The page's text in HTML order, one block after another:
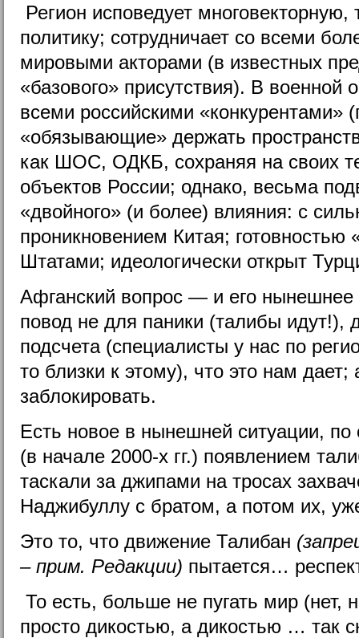
Регион исповедует многовекторную,
политику; сотрудничает со всеми
мировыми акторами (в известных
«базового» присутствия). В военной
всеми российскими «конкурентами»
«обязывающие» держать
как ШОС, ОДКБ, сохраняя на своих
объектов России; однако, весьма
«двойного» (и более) влияния: с
проникновением Китая; готовностью
Штатами; идеологически открыт
Афганский вопрос — и его
повод не для паники (талибы идут!),
подсчета (специалисты у нас по
то близки к этому), что это нам дает;
заблокировать.
Есть новое в нынешней ситуации,
(в начале 2000-х гг.) появлением
таскали за джипами на тросах
Наджибуллу с братом, а потом их,
Это то, что движение Талибан
– прим. Редакции) пытается…
То есть, больше не пугать мир (нет,
просто дикостью, а дикостью … так